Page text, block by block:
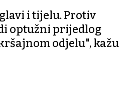
i tijelu. Protiv
optužni prijedlog
odjelu", kažu